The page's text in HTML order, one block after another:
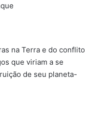
na Terra e do conflito
que viriam a se
de seu planeta-